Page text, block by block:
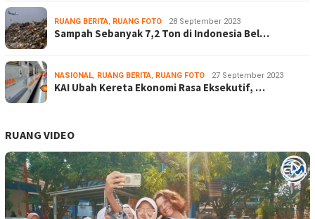
RUANG BERITA, RUANG FOTO 28 September 2023
Sampah Sebanyak 7,2 Ton di Indonesia Bel…
NASIONAL, RUANG BERITA, RUANG FOTO 27 September 2023
KAI Ubah Kereta Ekonomi Rasa Eksekutif, …
RUANG VIDEO